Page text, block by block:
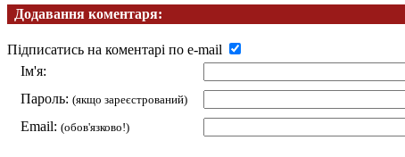
Додавання коментаря:
Підписатись на коментарі по e-mail
Ім'я:
Пароль: (якщо зареєстрований)
Email: (обов'язково!)